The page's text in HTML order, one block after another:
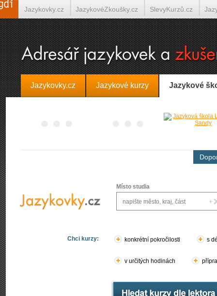
Jazykovky.cz Jazykové kurzy Jazykové
Místo studia
Chci kurzy: konkrétní pokročilosti s
v určitých hodinách
Jazykovky.cz JazykovéZkoušky.cz SlevyKurzů.cz
Španělština on-line Italština on-line Tlumočení-